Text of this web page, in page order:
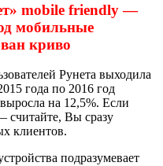
mobile friendly —
мобильные
криво
Рунета выходила
года по 2016 год
на 12,5%. Если
считайте, Вы сразу
клиентов.
подразумевает